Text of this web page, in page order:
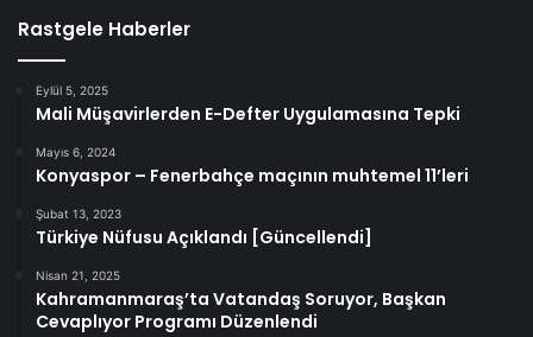
Rastgele Haberler
Eylül 5, 2025
Mali Müşavirlerden E-Defter Uygulamasına Tepki
Mayıs 6, 2024
Konyaspor – Fenerbahçe maçının muhtemel 11’leri
Şubat 13, 2023
Türkiye Nüfusu Açıklandı [Güncellendi]
Nisan 21, 2025
Kahramanmaraş’ta Vatandaş Soruyor, Başkan
Cevaplıyor Programı Düzenlendi